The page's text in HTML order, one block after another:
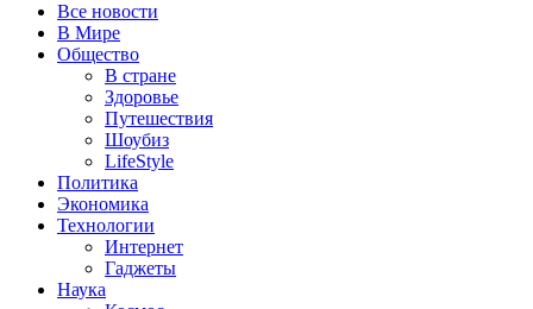
Все новости
В Мире
Общество
В стране
Здоровье
Путешествия
Шоубиз
LifeStyle
Политика
Экономика
Технологии
Интернет
Гаджеты
Наука